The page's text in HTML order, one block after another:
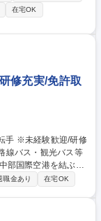
・テストまで全工
在宅OK
修充実/免許取
部国際空港を結ぶリ
高速バス「e-Line
運行管理者に免許
職金あり 在宅OK